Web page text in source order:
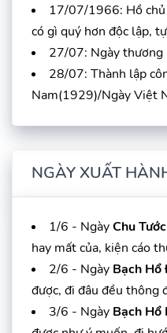
17/07/1966: Hồ
có gì quý hơn độc lập,
27/07: Ngày
28/07: Thành lập
Nam(1929)/Ngày Việt
NGÀY XUẤT
1/6 - NgàyChu Tước
hay mất của, kiện cáo
2/6 - Ngày Bạch Hổ
được, đi đâu đều thông
3/6 - Ngày Bạch Hổ